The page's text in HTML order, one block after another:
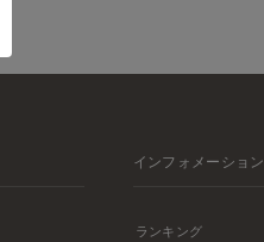
インフォメーション
ランキング